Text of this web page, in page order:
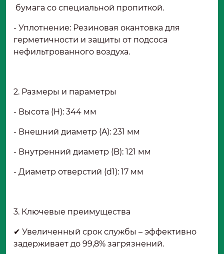
бумага со специальной пропиткой.
- Уплотнение: Резиновая окантовка для
герметичности и защиты от подсоса
нефильтрованного воздуха.
2. Размеры и параметры
- Высота (H): 344 мм
- Внешний диаметр (A): 231 мм
- Внутренний диаметр (B): 121 мм
- Диаметр отверстий (d1): 17 мм
3. Ключевые преимущества
✔ Увеличенный срок службы – эффективно
задерживает до 99,8% загрязнений.